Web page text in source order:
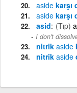
aside karşı
aside karşı
asid (Tıp)
I don't
nitrik aside
nitrik aside